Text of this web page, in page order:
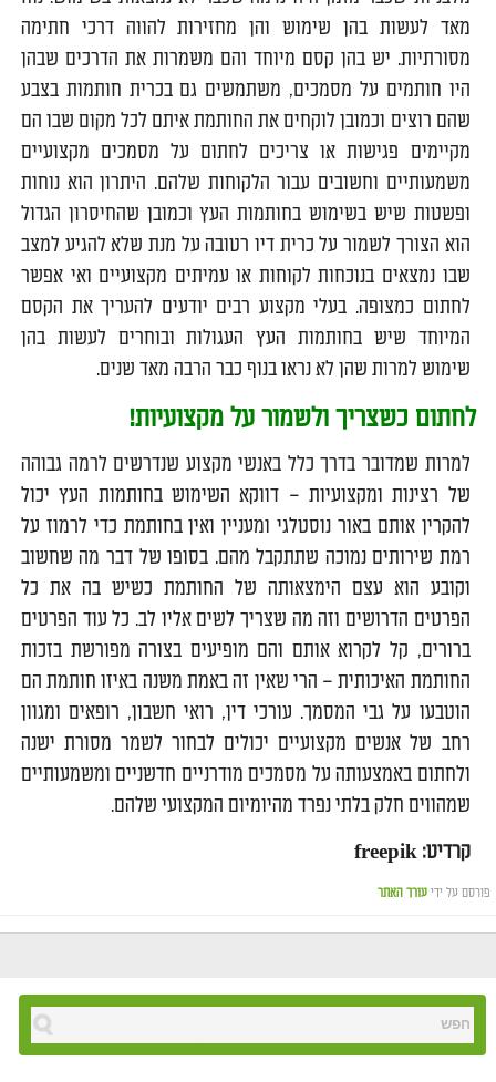
מאד לעשות בהן שימוש והן מחזירות להווה דרכי חתימה
מסורתיות. יש בהן קסם מיוחד והם משמרות את הדרכים שבהן
היו חותמים על מסמכים, משתמשים גם בכרית חותמות בצבע
שהם רוצים וכמובן לוקחים את החותמת איתם לכל מקום שבו הם
מקיימים פגישות או צריכים לחתום על מסמכים מקצועיים
משמעותיים וחשובים עבור הלקוחות שלהם. היתרון הוא נוחות
ופשטות שיש בשימוש בחותמות העץ וכמובן שהחיסרון הגדול
הוא הצורך לשמור על כרית דיו רטובה על מנת שלא להגיע למצב
שבו נמצאים בנוכחות לקוחות או עמיתים מקצועיים ואי אפשר
לחתום כמצופה. בעלי מקצוע רבים יודעים להעריך את הקסם
המיוחד שיש בחותמות העץ העגולות ובוחרים לעשות בהן
שימוש למרות שהן לא נראו בנוף כבר הרבה מאד שנים.
לחתום כשצריך ולשמור על מקצועיות!
למרות שמדובר בדרך כלל באנשי מקצוע שנדרשים לרמה גבוהה
של רצינות ומקצועיות – דווקא השימוש בחותמות העץ יכול
להקרין אותם באור נוסטלגי ומעניין ואין בחותמת כדי לרמוז על
רמת שירותים נמוכה שתתקבל מהם. בסופו של דבר מה שחשוב
וקובע הוא עצם הימצאותה של החותמת כשיש בה את כל
הפרטים הדרושים וזה מה שצריך לשים אליו לב. כל עוד הפרטים
ברורים, קל לקרוא אותם והם מופיעים בצורה מפורשת בזכות
החותמת האיכותית – הרי שאין זה באמת משנה באיזו חותמת הם
הוטבעו על גבי המסמך. עורכי דין, רואי חשבון, רופאים ומגוון
רחב של אנשים מקצועיים יכולים לבחור לשמר מסורת ישנה
ולחתום באמצעותה על מסמכים מודרניים חדשניים ומשמעותיים
שמהווים חלק בלתי נפרד מהיומיום המקצועי שלהם.
קרדיט: freepik
פורסם על ידי עורך האתר